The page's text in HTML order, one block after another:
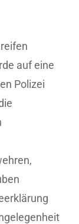
auf eine
Polizei